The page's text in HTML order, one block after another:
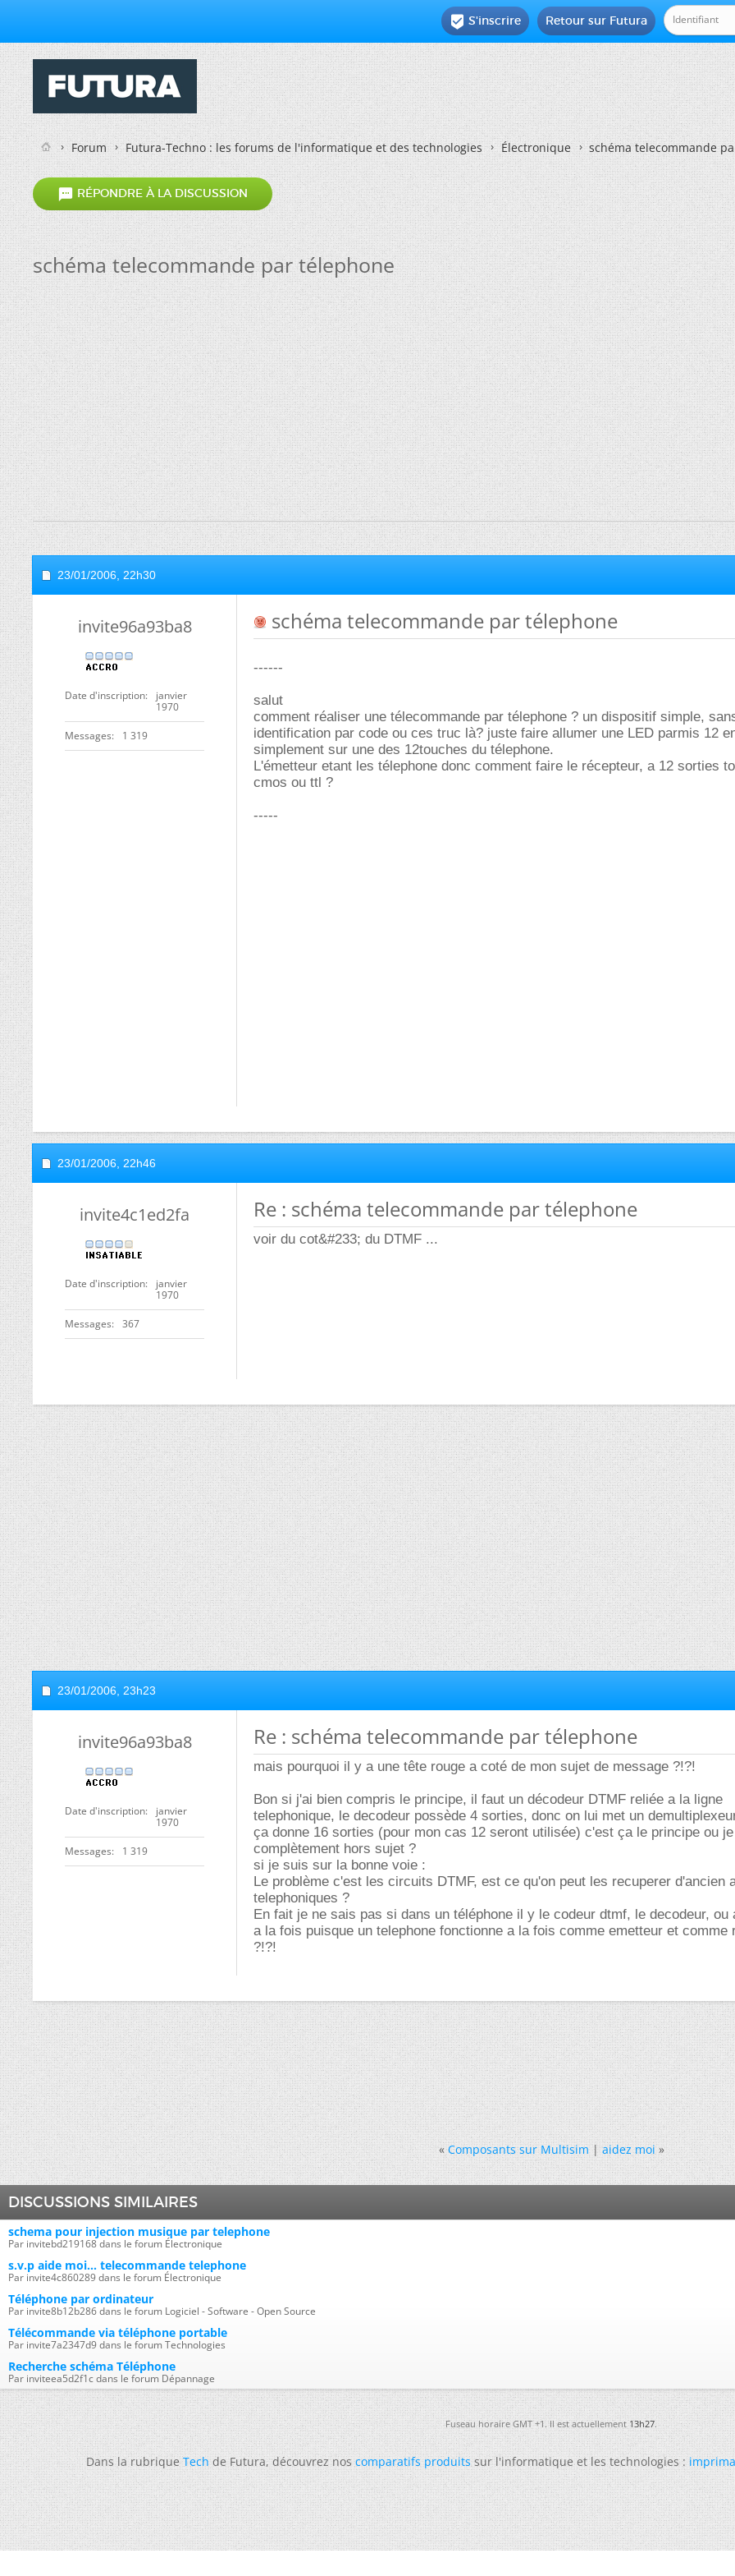
Retour sur Futura
 S'inscrire
Forum Futura-Techno : les forums de l'informatique et des technologies Électronique schéma telecommande
 RÉPONDRE À LA DISCUSSION
schéma telecommande par télephone
23/01/2006, 22h30
invite96a93ba8
Date d'inscription
janvier
1970
Messages 1 319
schéma telecommande par télephone
------
salut
comment réaliser une télecommande par télephone ? un dispositif simple,
identification par code ou ces truc là? juste faire allumer une LED parmis 12
simplement sur une des 12touches du télephone.
L'émetteur etant les télephone donc comment faire le récepteur, a 12 sorties
cmos ou ttl ?
-----
23/01/2006, 22h46
invite4c1ed2fa
Date d'inscription
janvier
1970
Messages 367
Re : schéma telecommande par télephone
voir du cot&#233; du DTMF ...
23/01/2006, 23h23
invite96a93ba8
Date d'inscription
janvier
1970
Messages 1 319
Re : schéma telecommande par télephone
mais pourquoi il y a une tête rouge a coté de mon sujet de message ?!?!
Bon si j'ai bien compris le principe, il faut un décodeur DTMF reliée a la ligne
telephonique, le decodeur possède 4 sorties, donc on lui met un
ça donne 16 sorties (pour mon cas 12 seront utilisée) c'est ça le principe ou
complètement hors sujet ?
si je suis sur la bonne voie :
Le problème c'est les circuits DTMF, est ce qu'on peut les recuperer d'ancien
telephoniques ?
En fait je ne sais pas si dans un téléphone il y le codeur dtmf, le decodeur, ou
a la fois puisque un telephone fonctionne a la fois comme emetteur et comme
?!?!
« Composants sur Multisim|aidez moi »
DISCUSSIONS SIMILAIRES
schema pour injection musique par telephone
Par invitebd219168 dans le forum Électronique
s.v.p aide moi... telecommande telephone
Par invite4c860289 dans le forum Électronique
Téléphone par ordinateur
Par invite8b12b286 dans le forum Logiciel - Software - Open Source
Télécommande via téléphone portable
Par invite7a2347d9 dans le forum Technologies
Recherche schéma Téléphone
Par inviteea5d2f1c dans le forum Dépannage
Fuseau horaire GMT +1. Il est actuellement13h27.
Dans la rubriqueTechde Futura, découvrez noscomparatifs produitssur l'informatique et les technologies :